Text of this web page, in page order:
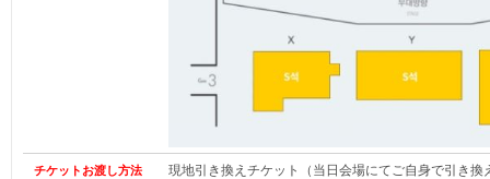
チケットお渡し方法
現地引き換えチケット（当日会場にてご自身で引き換